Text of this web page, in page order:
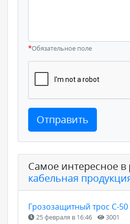
*Обязательное поле
Отправить
Самое интересное в
кабельная
Грозозащитный трос С-50
25 февраля в 16:46 3001